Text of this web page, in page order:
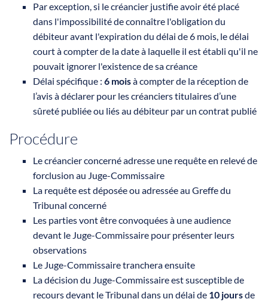
Par exception, si le créancier justifie avoir été placé
dans l'impossibilité de connaître l'obligation du
débiteur avant l'expiration du délai de 6 mois, le délai
court à compter de la date à laquelle il est établi qu'il ne
pouvait ignorer l'existence de sa créance
Délai spécifique : 6 moisà compter de la réception de
l’avis à déclarer pour les créanciers titulaires d’une
sûreté publiée ou liés au débiteur par un contrat publié
Procédure
Le créancier concerné adresse une requête en relevé de
forclusion au Juge-Commissaire
La requête est déposée ou adressée au Greffe du
Tribunal concerné
Les parties vont être convoquées à une audience
devant le Juge-Commissaire pour présenter leurs
observations
Le Juge-Commissaire tranchera ensuite
La décision du Juge-Commissaire est susceptible de
recours devant le Tribunal dans un délai de 10 joursde